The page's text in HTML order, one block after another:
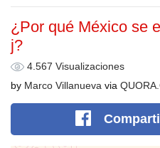
¿Por qué México se
j?
4.567 Visualizaciones
by Marco Villanueva via